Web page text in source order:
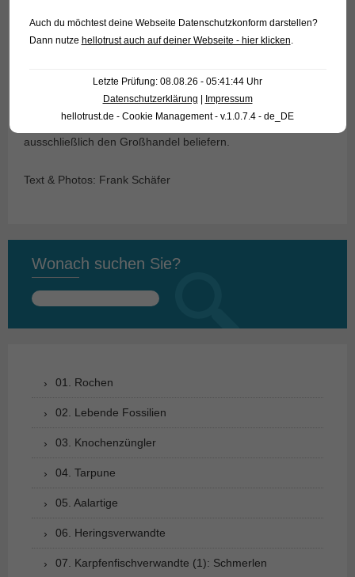
Trockenen landen, wenn sie von dem bekannten
Wandertrieb, den viele Schmerlen zeitweilig im Aquarium
Für unsere Kunden: die Tiere haben Code 473053 auf
unserer Stockliste. Bitte beachten Sie, dass wir
ausschließlich den Großhandel beliefern.
Text & Photos: Frank Schäfer
Wonach suchen Sie?
Suchen
01. Rochen
02. Lebende Fossilien
03. Knochenzüngler
04. Tarpune
05. Aalartige
06. Heringsverwandte
07. Karpfenfischverwandte (1): Schmerlen
Auch du möchtest deine Webseite Datenschutzkonform darstellen?
Dann nutze hellotrust auch auf deiner Webseite - hier klicken.
Letzte Prüfung: 08.08.26 - 05:41:44 Uhr
Datenschutzerklärung
Impressum
hellotrust.de - Cookie Management - v.1.0.7.4 - de_DE